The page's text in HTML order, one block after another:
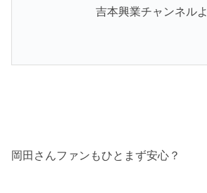
吉本興業チャンネル
岡田さんファンもひとまず安心？